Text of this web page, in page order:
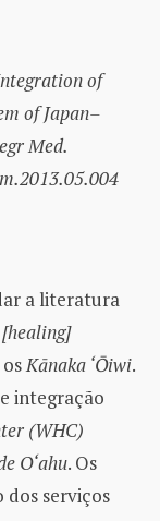
of
of Japan–
Med.
a literatura
Kānaka ‘Ōiwi.
integração
(WHC)
O‘ahu. Os
serviços